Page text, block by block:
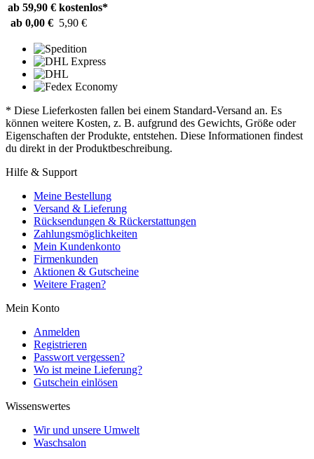
ab 59,90 € kostenlos*
ab 0,00 € 5,90 €
* Diese Lieferkosten fallen bei einem Standard-Versand an. Es
können weitere Kosten, z. B. aufgrund des Gewichts, Größe oder
Eigenschaften der Produkte, entstehen. Diese Informationen findest
du direkt in der Produktbeschreibung.
Hilfe & Support
Meine Bestellung
Versand & Lieferung
Rücksendungen & Rückerstattungen
Zahlungsmöglichkeiten
Mein Kundenkonto
Firmenkunden
Aktionen & Gutscheine
Weitere Fragen?
Mein Konto
Anmelden
Registrieren
Passwort vergessen?
Wo ist meine Lieferung?
Gutschein einlösen
Wissenswertes
Wir und unsere Umwelt
Waschsalon